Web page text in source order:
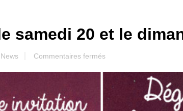
samedi 20 et le
News Commentaires ferméssur
samedi
20